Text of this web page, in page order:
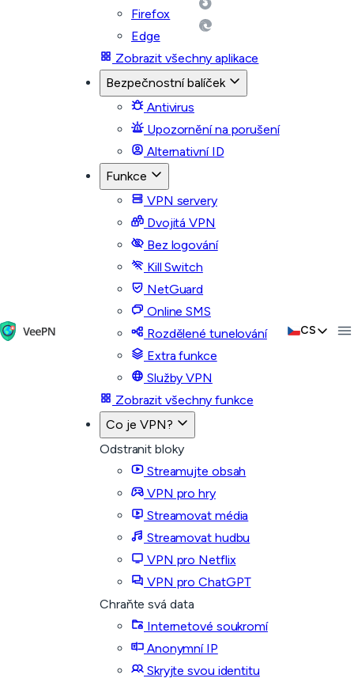
Firefox
Edge
Zobrazit všechny aplikace
Bezpečnostní balíček
Antivirus
Upozornění na porušení
Alternativní ID
Funkce
VPN servery
Dvojitá VPN
Bez logování
Kill Switch
NetGuard
Online SMS
Rozdělené tunelování
Extra funkce
Služby VPN
Zobrazit všechny funkce
Co je VPN?
Odstranit bloky
Streamujte obsah
VPN pro hry
Streamovat média
Streamovat hudbu
VPN pro Netflix
VPN pro ChatGPT
Chraňte svá data
Internetové soukromí
Anonymní IP
Skryjte svou identitu
CS